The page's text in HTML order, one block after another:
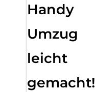
Handy
Umzug
leicht
gemacht!